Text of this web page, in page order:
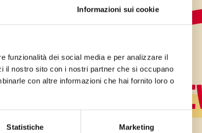
Informazioni sui cookie
funzionalità dei social media e per analizzare il
il nostro sito con i nostri partner che si occupano
con altre informazioni che hai fornito loro o
Statistiche Marketing
LO